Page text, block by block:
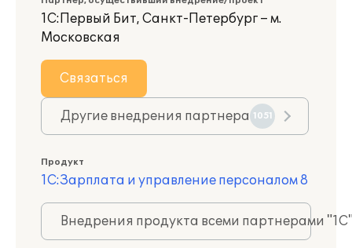
1С:Первый Бит, Санкт-Петербург – м.
Московская
Связаться
Другие внедрения партнера 1051
Продукт
1С:Зарплата и управление персоналом 8
Внедрения продукта всеми партнерами